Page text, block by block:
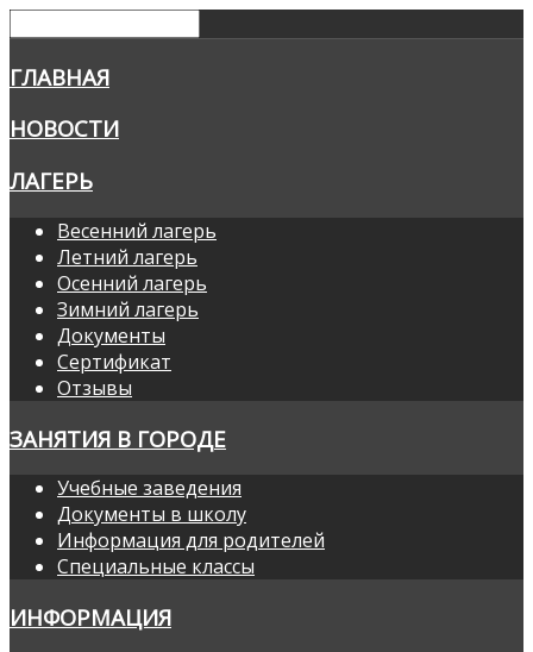
ГЛАВНАЯ
НОВОСТИ
ЛАГЕРЬ
Весенний лагерь
Летний лагерь
Осенний лагерь
Зимний лагерь
Документы
Сертификат
Отзывы
ЗАНЯТИЯ В ГОРОДЕ
Учебные заведения
Документы в школу
Информация для родителей
Специальные классы
ИНФОРМАЦИЯ